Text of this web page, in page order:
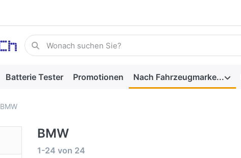
Batterie Tester Promotionen Nach Fahrzeugmarke...
BMW
BMW
1-24 von 24